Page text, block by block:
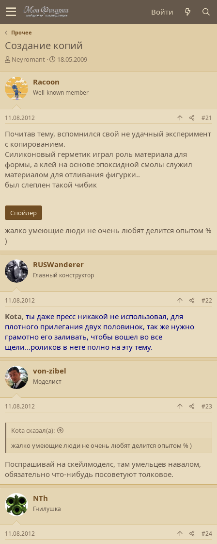
Войти
Прочее
Создание копий
А
т
о
р
т
е
м
Neyromant
Д
а
с
з
н
и
я
18.05.2009
Racoon
Well-known member
11.08.2012 #21
Почитав тему, вспомнился свой не удачный эксперимент
с копированием.
Силиконовый герметик играл роль материала для
формы, а клей на основе эпоксидной смолы служил
материалом для отливания фигурки..
был слеплен такой чибик
Спойлер
жалко умеющие люди не очень любят делится опытом %
)
RUSWanderer
Главный конструктор
11.08.2012 #22
Kota, ты даже пресс никакой не использовал, для
плотного прилегания двух половинок, так же нужно
грамотно его заливать, чтобы вошел во все
щели...роликов в нете полно на эту тему.
von-zibel
Моделист
11.08.2012 #23
Kota сказал(а):
жалко умеющие люди не очень любят делится опытом % )
Поспрашивай на скейлмоделс, там умельцев навалом,
обязательно что-нибудь посоветуют толковое.
NTh
Гнилушка
11.08.2012 #24